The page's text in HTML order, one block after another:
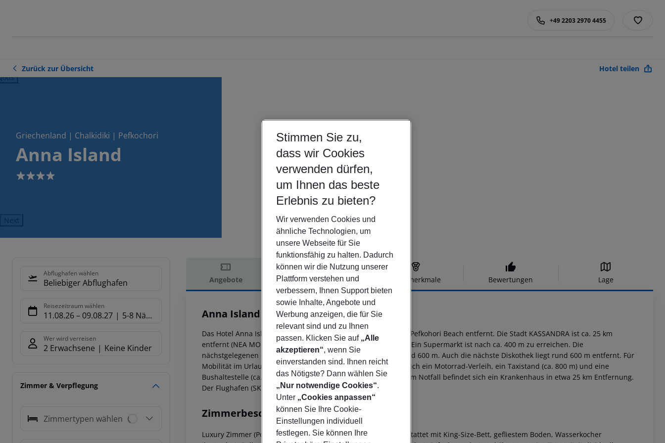
+49 2203 2970 4455
Zurück zur Übersicht Hotel teilen
Griechenland | Chalkidiki | Pefkochori
Anna Island
4
Next
Abflughafen wählen
Beliebiger Abflughafen
Reisezeitraum wählen
11.08.26– 09.08.27 5-8 Nächte
Wer wird verreisen
2 Erwachsene Keine Kinder
Zimmer & Verpflegung
Zimmertypen wählen
Angebote Hotelbeschreibung Hotelmerkmale Bewertungen Lage
Hotelbeschreibung
Anna Island
Das Hotel Anna Island (Adults only) liegt ca. 500 m vom Strand Pefkohori Beach entfernt. Die Stadt KASSANDRA ist ca. 25 km
entfernt (NEA MOUDANIA ca. 40 km, THESSALONIKI ca. 95 km). Ein Supermarkt ist nach ca. 400 m zu erreichen. Die
nächstgelegenen Bars und Restaurants erreichen Sie nach rund 600 m. Auch die nächste Diskothek liegt rund 600 m entfernt. Für
Mobilität im Urlaub sorgen neben einem Mietwagen-Verleih auch ein Motorrad-Verleih, ein Taxistand (ca. 800 m) und eine
Bushaltestelle (ca. 350 m entfernt). Zur ärztlichen Versorgung im Notfall befindet sich ein Krankenhaus in etwa 25 km Entfernung.
Der Flughafen (SKG) ist ca. 95 km entfernt.
Zimmerbeschreibung
Luxury Zimmer (Poolblick, Mit Jacuzzi): Die Zimmer sind ausgestattet mit King-Size-Bett, gefliestem Boden, Wasserkocher
Stimmen Sie zu,
dass wir Cookies
verwenden dürfen,
um Ihnen das beste
Erlebnis zu bieten?
Wir verwenden Cookies und
ähnliche Technologien, um
unsere Webseite für Sie
funktionsfähig zu halten. Dadurch
können wir die Nutzung unserer
Plattform verstehen und
verbessern, Ihnen Support bieten
sowie Inhalte, Angebote und
Werbung anzeigen, die für Sie
relevant sind und zu Ihnen
passen. Klicken Sie auf „Alle
akzeptieren“, wenn Sie
einverstanden sind. Ihnen reicht
das Nötigste? Dann wählen Sie
„Nur notwendige Cookies“.
Unter „Cookies anpassen“
können Sie Ihre Cookie-
Einstellungen individuell
festlegen. Sie können Ihre